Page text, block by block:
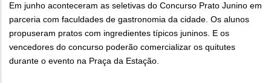
Em junho aconteceram as seletivas do Concurso Prato Junino em
parceria com faculdades de gastronomia da cidade. Os alunos
propuseram pratos com ingredientes típicos juninos. E os
vencedores do concurso poderão comercializar os quitutes
durante o evento na Praça da Estação.